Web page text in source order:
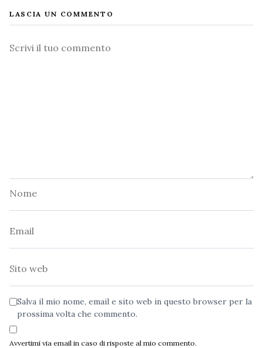
LASCIA UN COMMENTO
Commento
Salva il mio nome, email e sito web in questo browser per la
prossima volta che commento.
Avvertimi via email in caso di risposte al mio commento.